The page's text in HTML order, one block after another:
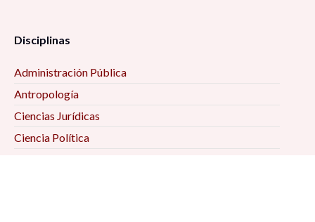
Disciplinas
Administración Pública
Antropología
Ciencias Jurídicas
Ciencia Política